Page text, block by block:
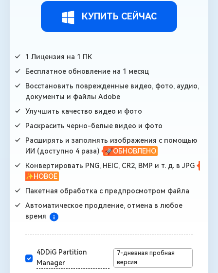
КУПИТЬ СЕЙЧАС
1 Лицензия на 1 ПК
Бесплатное обновление на 1 месяц
Восстановить поврежденные видео, фото, аудио,
документы и файлы Adobe
Улучшить качество видео и фото
Раскрасить черно-белые видео и фото
Расширять и заполнять изображения с помощью
ИИ (доступно 4 раза)
🚀ОБНОВЛЕНО
Конвертировать PNG, HEIC, CR2, BMP и т. д. в JPG
✨НОВОЕ
Пакетная обработка с предпросмотром файла
Автоматическое продление, отмена в любое
время
4DDiG Partition
Manager
7-дневная пробная
версия